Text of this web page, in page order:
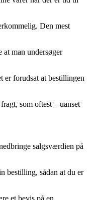
Den mest
man undersøger
er forudsat at bestillingen
som oftest – uanset
salgsværdien på
bestilling, sådan at du er
et bevis på en